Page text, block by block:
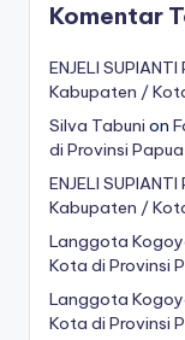
Komentar
ENJELI SUPIANTI
Kabupaten /
Silva Tabuni on
di Provinsi
ENJELI SUPIANTI
Kabupaten /
Langgota
Kota di Provinsi
Langgota
Kota di Provinsi